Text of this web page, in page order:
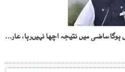
پی ٹی آئی پر پابندی اچھا عمل نہیں ہوگا،ماضی میں نتیجہ اچھا نہیںرہا، عارف علوی